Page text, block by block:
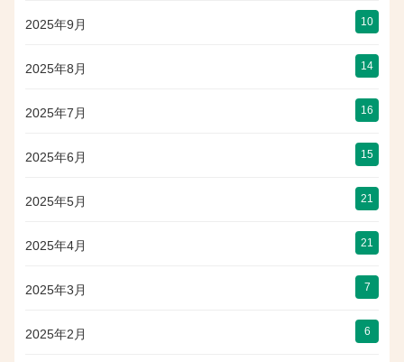
2025年9月 10
2025年8月 14
2025年7月 16
2025年6月 15
2025年5月 21
2025年4月 21
2025年3月 7
2025年2月 6